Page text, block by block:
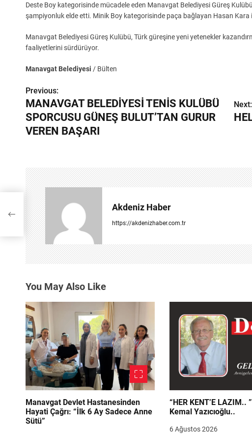
Deste Boy kategorisinde mücadele eden Manavgat Belediyesi Güreş
şampiyonluk elde etti. Minik Boy kategorisinde paça bağlayan Hasan Kara
Manavgat Belediyesi Güreş Kulübü, Türk güreşine yeni yetenekler
faaliyetlerini sürdürüyor.
Manavgat Belediyesi / Bülten
Y
a
z
g
e
z
i
n
m
e
s
i
Previous:
MANAVGAT BELEDİYESİ TENİS KULÜBÜ
SPORCUSU GÜNEŞ BULUT’TAN GURUR
VEREN BAŞARI
Next:
Akdeniz Haber
https://akdenizhaber.com.tr
You May Also Like
Manavgat Devlet Hastanesinden
Hayati Çağrı: “İlk 6 Ay Sadece Anne
Sütü”
“HER KENT’E LAZIM.. ”Mehmet
Kemal Yazıcıoğlu..
6 Ağustos 2026